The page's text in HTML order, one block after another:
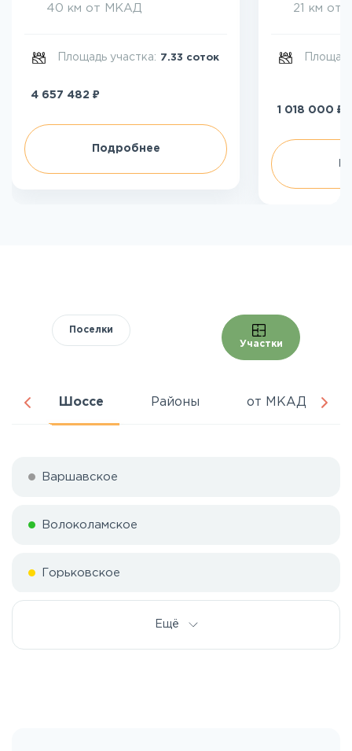
40 км от МКАД
Площадь участка: 7.33 соток
4 657 482 ₽
Подробнее
21 км от
1 018 000 ₽
Поселки
Участки
Шоссе Районы от МКАД
Варшавское
Волоколамское
Горьковское
Ещё